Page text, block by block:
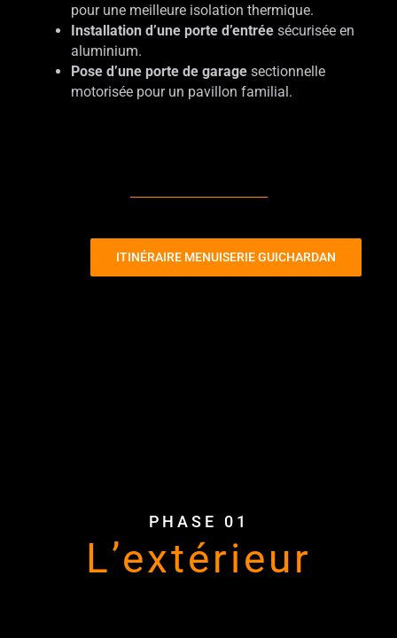
pour une meilleure isolation thermique.
Installation d’une porte d’entrée sécurisée en
aluminium.
Pose d’une porte de garage sectionnelle
motorisée pour un pavillon familial.
ITINÉRAIRE MENUISERIE GUICHARDAN
PHASE 01
L’extérieur